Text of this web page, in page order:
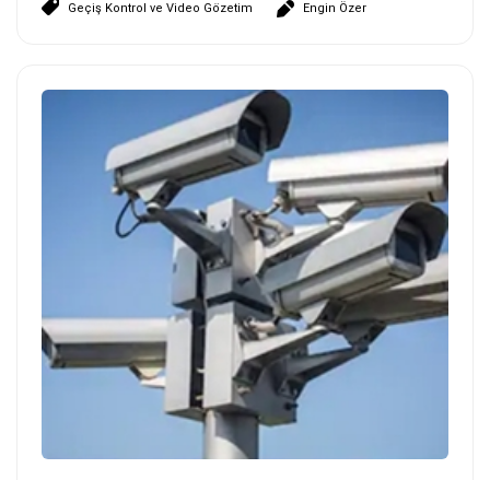
Geçiş Kontrol ve Video Gözetim Engin Özer